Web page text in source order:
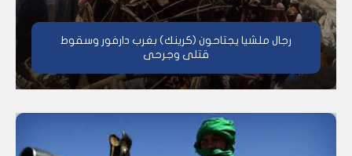
رجال ملشيا يجتاحون (كرينك) بغرب دارفور وسقوط
قتلى وجرحى